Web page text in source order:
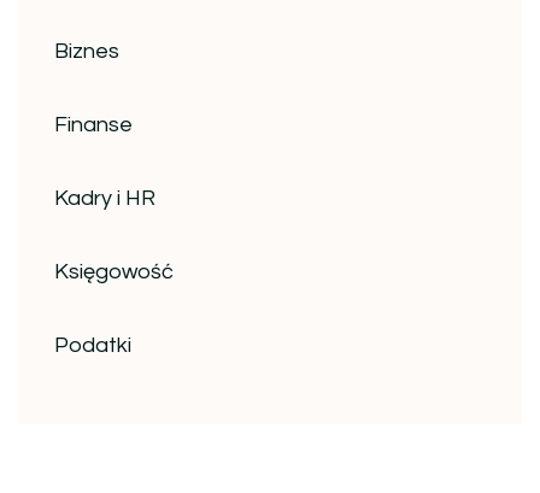
Biznes
Finanse
Kadry i HR
Księgowość
Podatki